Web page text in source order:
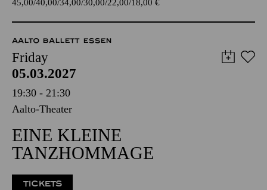
45,00 40,00 34,00 30,00 22,00 18,00 €
AALTO BALLETT ESSEN
Friday
05.03.2027
19:30 - 21:30
Aalto-Theater
EINE KLEINE
TANZHOMMAGE
TICKETS